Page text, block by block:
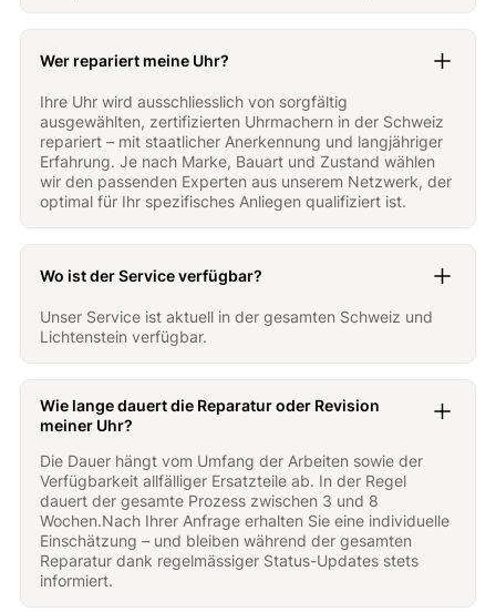
Wer repariert meine Uhr?
Ihre Uhr wird ausschliesslich von sorgfältig
ausgewählten, zertifizierten Uhrmachern in der Schweiz
repariert – mit staatlicher Anerkennung und langjähriger
Erfahrung. Je nach Marke, Bauart und Zustand wählen
wir den passenden Experten aus unserem Netzwerk, der
optimal für Ihr spezifisches Anliegen qualifiziert ist.
Wo ist der Service verfügbar?
Unser Service ist aktuell in der gesamten Schweiz und
Lichtenstein verfügbar.
Wie lange dauert die Reparatur oder Revision
meiner Uhr?
Die Dauer hängt vom Umfang der Arbeiten sowie der
Verfügbarkeit allfälliger Ersatzteile ab. In der Regel
dauert der gesamte Prozess zwischen 3 und 8
Wochen.Nach Ihrer Anfrage erhalten Sie eine individuelle
Einschätzung – und bleiben während der gesamten
Reparatur dank regelmässiger Status-Updates stets
informiert.